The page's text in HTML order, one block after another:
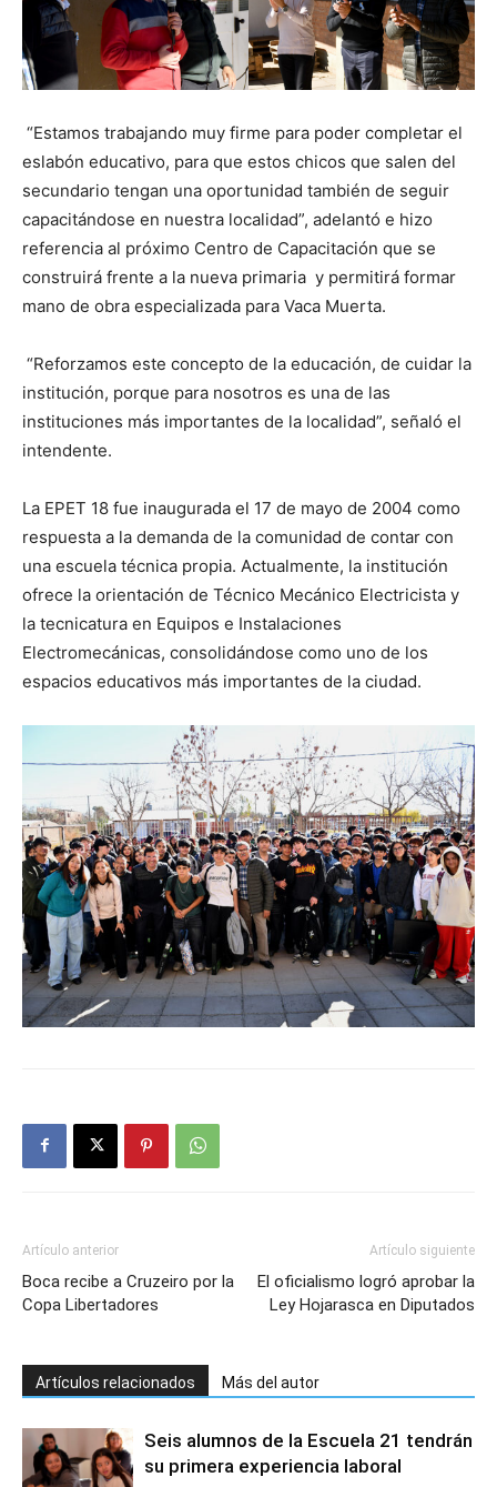
“Estamos trabajando muy firme para poder completar el
eslabón educativo, para que estos chicos que salen del
secundario tengan una oportunidad también de seguir
capacitándose en nuestra localidad”, adelantó e hizo
referencia al próximo Centro de Capacitación que se
construirá frente a la nueva primaria y permitirá formar
mano de obra especializada para Vaca Muerta.
“Reforzamos este concepto de la educación, de cuidar la
institución, porque para nosotros es una de las
instituciones más importantes de la localidad”, señaló el
intendente.
La EPET 18 fue inaugurada el 17 de mayo de 2004 como
respuesta a la demanda de la comunidad de contar con
una escuela técnica propia. Actualmente, la institución
ofrece la orientación de Técnico Mecánico Electricista y
la tecnicatura en Equipos e Instalaciones
Electromecánicas, consolidándose como uno de los
espacios educativos más importantes de la ciudad.
Artículo anterior
Boca recibe a Cruzeiro por la
Copa Libertadores
Artículo siguiente
El oficialismo logró aprobar la
Ley Hojarasca en Diputados
Artículos relacionados Más del autor
Seis alumnos de la Escuela 21 tendrán
su primera experiencia laboral